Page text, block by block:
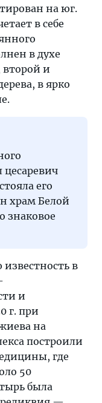
на юг.
в себе
в духе
и
в ярко
цесаревич
его
храм Белой
знаковое
в
и
г. при
на
построили
где
50
была